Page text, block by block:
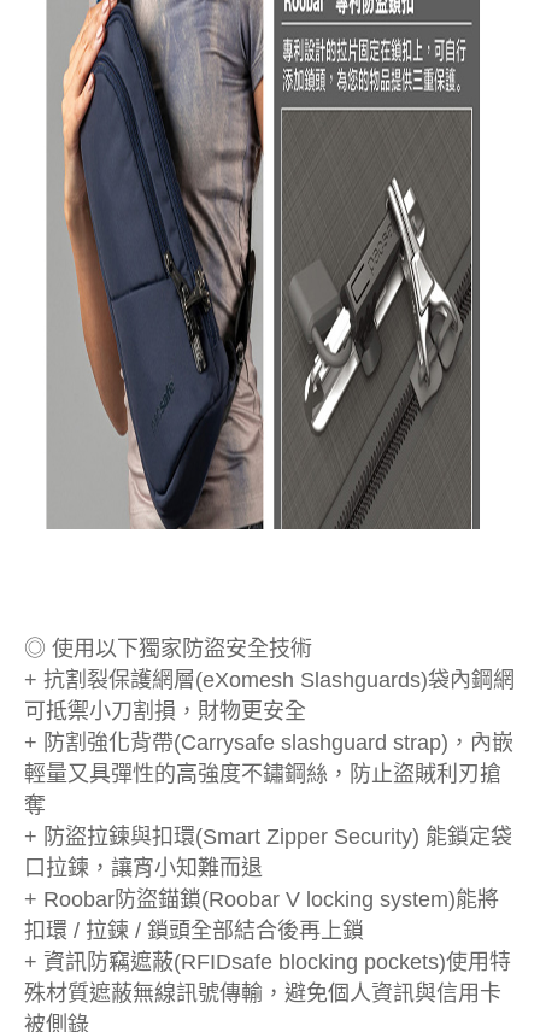
◎ 使用以下獨家防盜安全技術
+ 抗割裂保護網層(eXomesh Slashguards)袋內鋼網
可抵禦小刀割損，財物更安全
+ 防割強化背帶(Carrysafe slashguard strap)，內嵌
輕量又具彈性的高強度不鏽鋼絲，防止盜賊利刃搶
奪
+ 防盜拉鍊與扣環(Smart Zipper Security) 能鎖定袋
口拉鍊，讓宵小知難而退
+ Roobar防盜錨鎖(Roobar V locking system)能將
扣環 / 拉鍊 / 鎖頭全部結合後再上鎖
+ 資訊防竊遮蔽(RFIDsafe blocking pockets)使用特
殊材質遮蔽無線訊號傳輸，避免個人資訊與信用卡
被側錄